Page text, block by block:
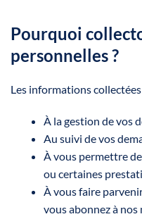
Pourquoi
personnelles ?
Les informations
À la gestion de vos
Au suivi de vos
À vous permettre
ou certaines
À vous faire
vous abonnez à